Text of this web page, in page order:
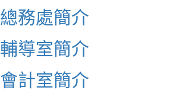
總務處簡介
輔導室簡介
會計室簡介